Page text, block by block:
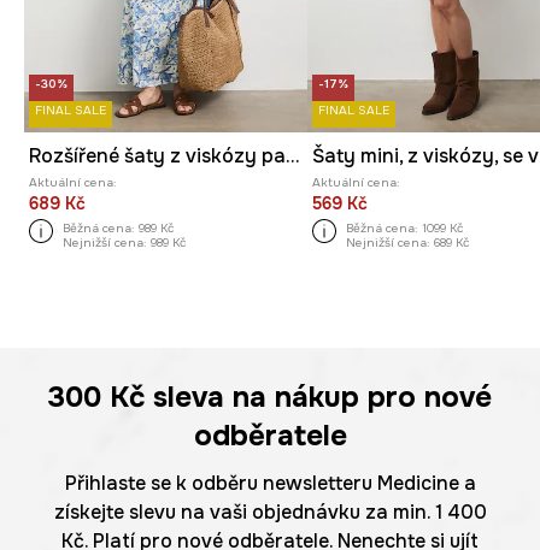
-30%
FINAL SALE
Rozšířené šaty z viskózy paisley
Aktuální cena:
689 Kč
Běžná cena: 989 Kč
Nejnižší cena: 989 Kč
-17%
FINAL SALE
Aktuální cena:
569 Kč
Běžná cena: 1099 Kč
Nejnižší cena: 689 Kč
300 Kč sleva na nákup pro nové
odběratele
Přihlaste se k odběru newsletteru Medicine a
získejte slevu na vaši objednávku za min. 1 400
Kč. Platí pro nové odběratele. Nenechte si ujít